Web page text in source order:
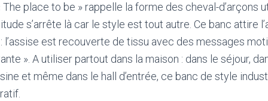
place to be » rappelle la forme des cheval-d’arçons
s’arrête là car le style est tout autre. Ce banc attire
l’assise est recouverte de tissu avec des messages
». A utiliser partout dans la maison : dans le séjour,
et même dans le hall d’entrée, ce banc de style